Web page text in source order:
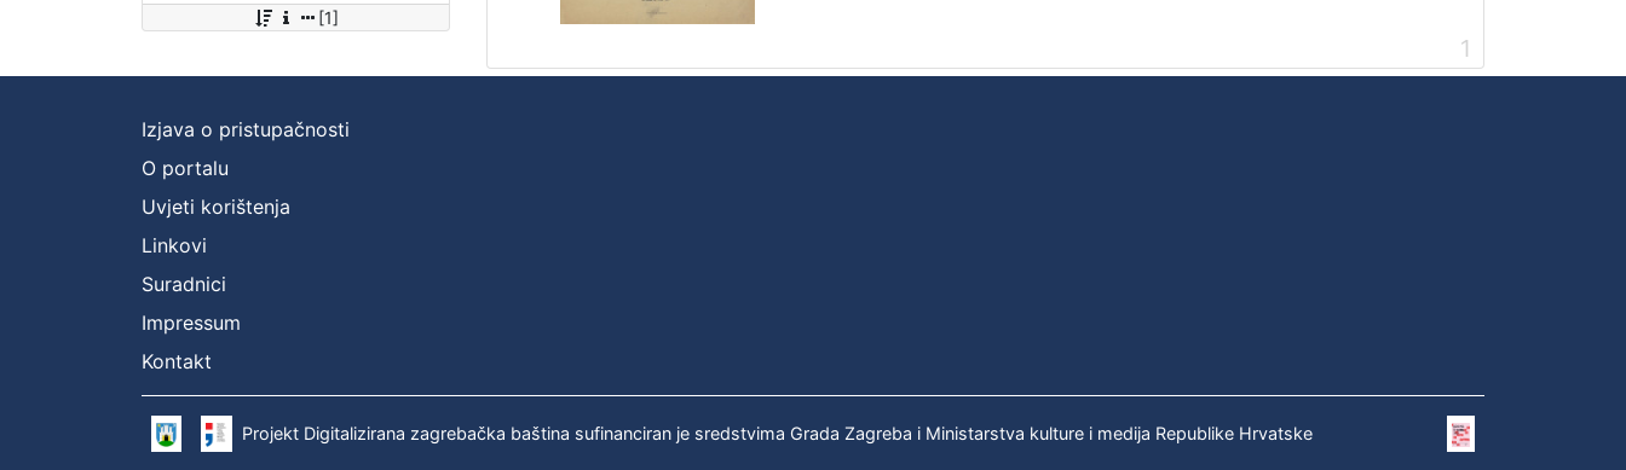
[1]
1
Izjava o pristupačnosti
O portalu
Uvjeti korištenja
Linkovi
Suradnici
Impressum
Kontakt
Projekt Digitalizirana zagrebačka baština sufinanciran je sredstvima Grada Zagreba i Ministarstva kulture i medija Republike Hrvatske